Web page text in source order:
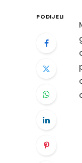
PODIJELI